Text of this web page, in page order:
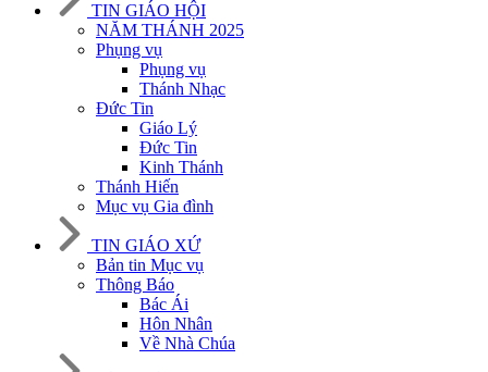
TIN GIÁO HỘI
NĂM THÁNH 2025
Phụng vụ
Phụng vụ
Thánh Nhạc
Đức Tin
Giáo Lý
Đức Tin
Kinh Thánh
Thánh Hiến
Mục vụ Gia đình
TIN GIÁO XỨ
Bản tin Mục vụ
Thông Báo
Bác Ái
Hôn Nhân
Về Nhà Chúa